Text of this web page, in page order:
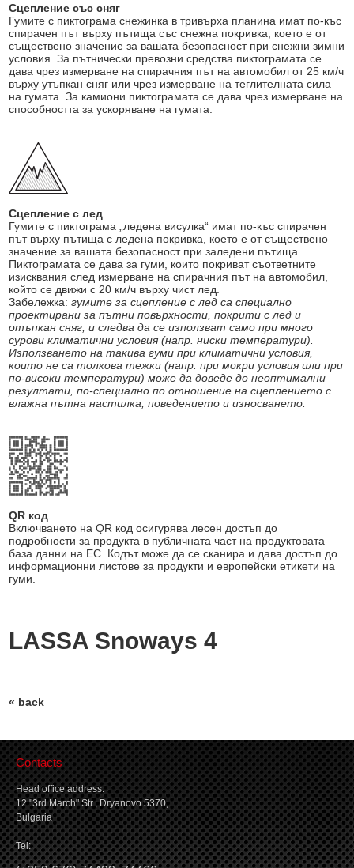
Сцепление със сняг
Гумите с пиктограма снежинка в тривърха планина имат по-къс
спирачен път върху пътища със снежна покривка, което е от
съществено значение за вашата безопасност при снежни зимни
условия. За пътнически превозни средства пиктограмата се
дава чрез измерване на спирачния път на автомобил от 25 км/ч
върху утъпкан сняг или чрез измерване на теглителната сила
на гумата. За камиони пиктограмата се дава чрез измерване на
способността за ускоряване на гумата.
Сцепление с лед
Гумите с пиктограма „ледена висулка“ имат по-къс спирачен
път върху пътища с ледена покривка, което е от съществено
значение за вашата безопасност при заледени пътища.
Пиктограмата се дава за гуми, които покриват съответните
изисквания след измерване на спирачния път на автомобил,
който се движи с 20 км/ч върху чист лед.
Забележка:гумите за сцепление с лед са специално
проектирани за пътни повърхности, покрити с лед и
отъпкан сняг, и следва да се използват само при много
сурови климатични условия (напр. ниски температури).
Използването на такива гуми при климатични условия,
които не са толкова тежки (напр. при мокри условия или при
по-високи температури) може да доведе до неоптимални
резултати, по-специално по отношение на сцеплението с
влажна пътна настилка, поведението и износването.
QR код
Включването на QR код осигурява лесен достъп до
подробности за продукта в публичната част на продуктовата
база данни на ЕС. Кодът може да се сканира и дава достъп до
информационни листове за продукти и европейски етикети на
гуми.
LASSA Snoways 4
« back
Contacts
Head office address:
12 "3rd March" Str., Dryanovo 5370,
Bulgaria
Tel: